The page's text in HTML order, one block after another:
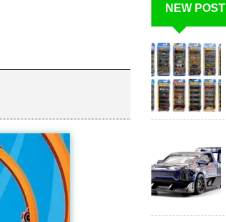
NEW POST